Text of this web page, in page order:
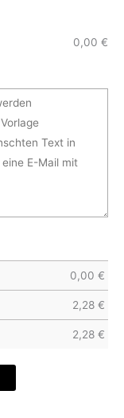
0,00 €
0,00 €
2,28 €
2,28 €